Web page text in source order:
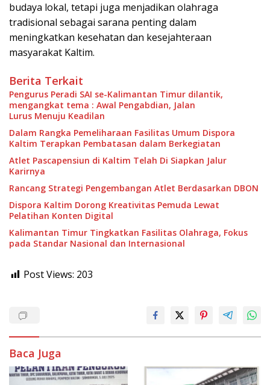
budaya lokal, tetapi juga menjadikan olahraga
tradisional sebagai sarana penting dalam
meningkatkan kesehatan dan kesejahteraan
masyarakat Kaltim.
Berita Terkait
Pengurus Peradi SAI se-Kalimantan Timur dilantik,
mengangkat tema : Awal Pengabdian, Jalan
Lurus Menuju Keadilan
Dalam Rangka Pemeliharaan Fasilitas Umum Dispora
Kaltim Terapkan Pembatasan dalam Berkegiatan
Atlet Pascapensiun di Kaltim Telah Di Siapkan Jalur
Karirnya
Rancang Strategi Pengembangan Atlet Berdasarkan DBON
Dispora Kaltim Dorong Kreativitas Pemuda Lewat
Pelatihan Konten Digital
Kalimantan Timur Tingkatkan Fasilitas Olahraga, Fokus
pada Standar Nasional dan Internasional
Post Views: 203
Baca Juga